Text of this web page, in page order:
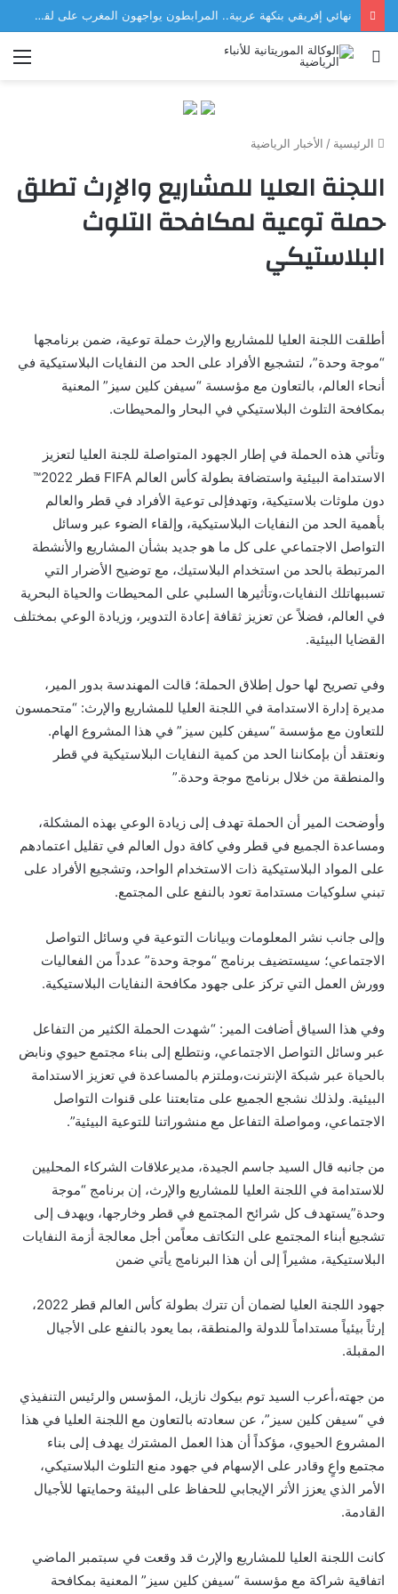
نهائي إفريقي بنكهة عربية.. المرابطون يواجهون المغرب على لقب «كوتيف 2026»
بحث
الرئيسية / الأخبار الرياضية
اللجنة العليا للمشاريع والإرث تطلق
حملة توعية لمكافحة التلوث
البلاستيكي
أطلقت اللجنة العليا للمشاريع والإرث حملة توعية، ضمن برنامجها
“موجة وحدة”، لتشجيع الأفراد على الحد من النفايات البلاستيكية في
أنحاء العالم، بالتعاون مع مؤسسة “سيفن كلين سيز” المعنية
بمكافحة التلوث البلاستيكي في البحار والمحيطات.
وتأتي هذه الحملة في إطار الجهود المتواصلة للجنة العليا لتعزيز
الاستدامة البيئية واستضافة بطولة كأس العالم FIFA قطر 2022™
دون ملوثات بلاستيكية، وتهدفإلى توعية الأفراد في قطر والعالم
بأهمية الحد من النفايات البلاستيكية، وإلقاء الضوء عبر وسائل
التواصل الاجتماعي على كل ما هو جديد بشأن المشاريع والأنشطة
المرتبطة بالحد من استخدام البلاستيك، مع توضيح الأضرار التي
تسببهاتلك النفايات،وتأثيرها السلبي على المحيطات والحياة البحرية
في العالم، فضلاً عن تعزيز ثقافة إعادة التدوير، وزيادة الوعي بمختلف
القضايا البيئية.
وفي تصريح لها حول إطلاق الحملة؛ قالت المهندسة بدور المير،
مديرة إدارة الاستدامة في اللجنة العليا للمشاريع والإرث: “متحمسون
للتعاون مع مؤسسة “سيفن كلين سيز” في هذا المشروع الهام.
ونعتقد أن بإمكاننا الحد من كمية النفايات البلاستيكية في قطر
والمنطقة من خلال برنامج موجة وحدة.”
وأوضحت المير أن الحملة تهدف إلى زيادة الوعي بهذه المشكلة،
ومساعدة الجميع في قطر وفي كافة دول العالم في تقليل اعتمادهم
على المواد البلاستيكية ذات الاستخدام الواحد، وتشجيع الأفراد على
تبني سلوكيات مستدامة تعود بالنفع على المجتمع.
وإلى جانب نشر المعلومات وبيانات التوعية في وسائل التواصل
الاجتماعي؛ سيستضيف برنامج “موجة وحدة” عدداً من الفعاليات
وورش العمل التي تركز على جهود مكافحة النفايات البلاستيكية.
وفي هذا السياق أضافت المير: “شهدت الحملة الكثير من التفاعل
عبر وسائل التواصل الاجتماعي، ونتطلع إلى بناء مجتمع حيوي ونابض
بالحياة عبر شبكة الإنترنت،وملتزم بالمساعدة في تعزيز الاستدامة
البيئية. ولذلك نشجع الجميع على متابعتنا على قنوات التواصل
الاجتماعي، ومواصلة التفاعل مع منشوراتنا للتوعية البيئية”.
من جانبه قال السيد جاسم الجيدة، مديرعلاقات الشركاء المحليين
للاستدامة في اللجنة العليا للمشاريع والإرث، إن برنامج “موجة
وحدة”يستهدف كل شرائح المجتمع في قطر وخارجها، ويهدف إلى
تشجيع أبناء المجتمع على التكاتف معاًمن أجل معالجة أزمة النفايات
البلاستيكية، مشيراً إلى أن هذا البرنامج يأتي ضمن
جهود اللجنة العليا لضمان أن تترك بطولة كأس العالم قطر 2022،
إرثاً بيئياً مستداماً للدولة والمنطقة، بما يعود بالنفع على الأجيال
المقبلة.
من جهته،أعرب السيد توم بيكوك نازيل، المؤسس والرئيس التنفيذي
في “سيفن كلين سيز”، عن سعادته بالتعاون مع اللجنة العليا في هذا
المشروع الحيوي، مؤكداً أن هذا العمل المشترك يهدف إلى بناء
مجتمع واعٍ وقادر على الإسهام في جهود منع التلوث البلاستيكي،
الأمر الذي يعزز الأثر الإيجابي للحفاظ على البيئة وحمايتها للأجيال
القادمة.
كانت اللجنة العليا للمشاريع والإرث قد وقعت في سبتمبر الماضي
اتفاقية شراكة مع مؤسسة “سيفن كلين سيز” المعنية بمكافحة